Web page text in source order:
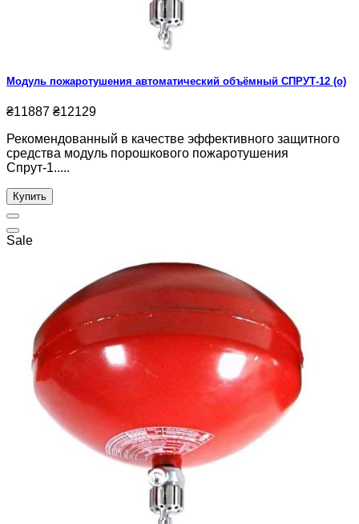
Модуль пожаротушения автоматический объёмный СПРУТ-12 (о)
₴11887 ₴12129
Рекомендованный в качестве эффективного защитного
средства модуль порошкового пожаротушения
Спрут-1.....
Купить
Sale